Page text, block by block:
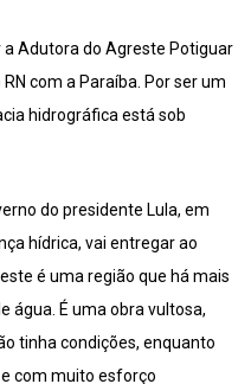
Adutora do Agreste Potiguar
com a Paraíba. Por ser um
hidrográfica está sob
do presidente Lula, em
hídrica, vai entregar ao
é uma região que há mais
água. É uma obra vultosa,
tinha condições, enquanto
com muito esforço